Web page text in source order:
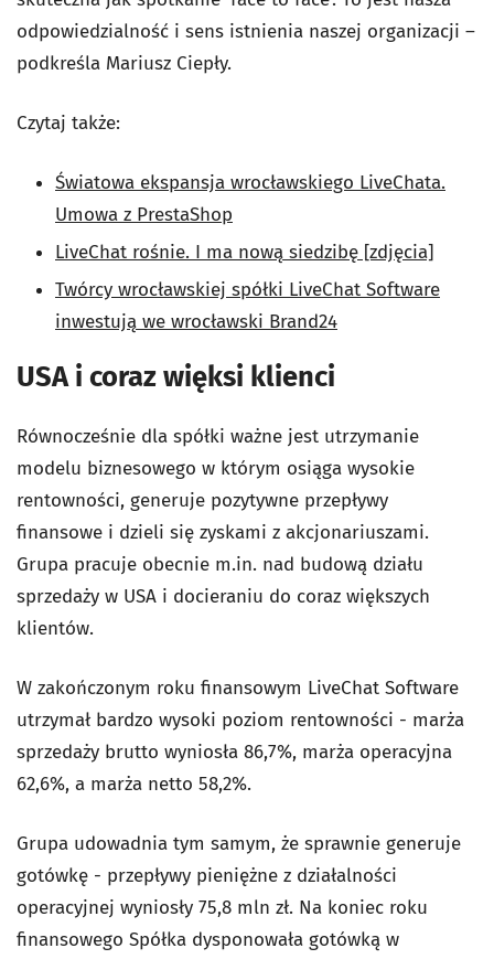
odpowiedzialność i sens istnienia naszej organizacji –
podkreśla Mariusz Ciepły.
Czytaj także:
Światowa ekspansja wrocławskiego LiveChata.
Umowa z PrestaShop
LiveChat rośnie. I ma nową siedzibę [zdjęcia]
Twórcy wrocławskiej spółki LiveChat Software
inwestują we wrocławski Brand24
USA i coraz więksi klienci
Równocześnie dla spółki ważne jest utrzymanie
modelu biznesowego w którym osiąga wysokie
rentowności, generuje pozytywne przepływy
finansowe i dzieli się zyskami z akcjonariuszami.
Grupa pracuje obecnie m.in. nad budową działu
sprzedaży w USA i docieraniu do coraz większych
klientów.
W zakończonym roku finansowym LiveChat Software
utrzymał bardzo wysoki poziom rentowności - marża
sprzedaży brutto wyniosła 86,7%, marża operacyjna
62,6%, a marża netto 58,2%.
Grupa udowadnia tym samym, że sprawnie generuje
gotówkę - przepływy pieniężne z działalności
operacyjnej wyniosły 75,8 mln zł. Na koniec roku
finansowego Spółka dysponowała gotówką w